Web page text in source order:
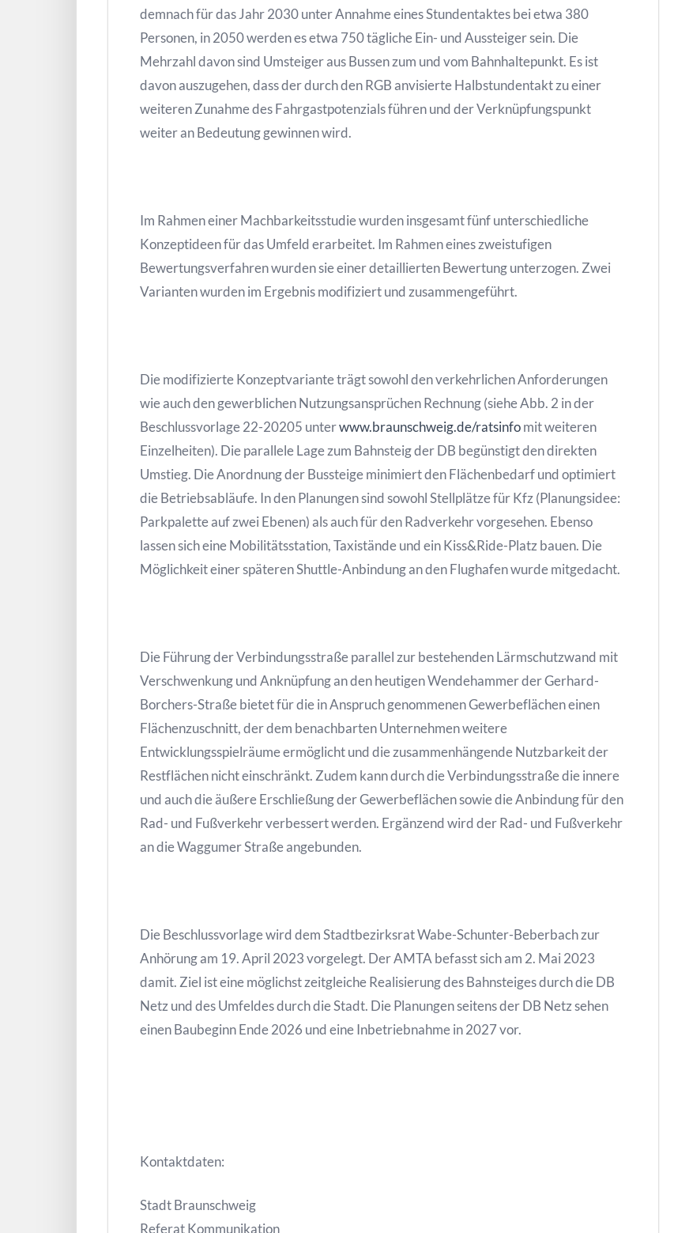
demnach für das Jahr 2030 unter Annahme eines Stundentaktes bei etwa 380
Personen, in 2050 werden es etwa 750 tägliche Ein- und Aussteiger sein. Die
Mehrzahl davon sind Umsteiger aus Bussen zum und vom Bahnhaltepunkt. Es ist
davon auszugehen, dass der durch den RGB anvisierte Halbstundentakt zu einer
weiteren Zunahme des Fahrgastpotenzials führen und der Verknüpfungspunkt
weiter an Bedeutung gewinnen wird.
Im Rahmen einer Machbarkeitsstudie wurden insgesamt fünf unterschiedliche
Konzeptideen für das Umfeld erarbeitet. Im Rahmen eines zweistufigen
Bewertungsverfahren wurden sie einer detaillierten Bewertung unterzogen. Zwei
Varianten wurden im Ergebnis modifiziert und zusammengeführt.
Die modifizierte Konzeptvariante trägt sowohl den verkehrlichen Anforderungen
wie auch den gewerblichen Nutzungsansprüchen Rechnung (siehe Abb. 2 in der
Beschlussvorlage 22-20205 unterwww.braunschweig.de/ratsinfomit weiteren
Einzelheiten). Die parallele Lage zum Bahnsteig der DB begünstigt den direkten
Umstieg. Die Anordnung der Bussteige minimiert den Flächenbedarf und optimiert
die Betriebsabläufe. In den Planungen sind sowohl Stellplätze für Kfz (Planungsidee:
Parkpalette auf zwei Ebenen) als auch für den Radverkehr vorgesehen. Ebenso
lassen sich eine Mobilitätsstation, Taxistände und ein Kiss&Ride-Platz bauen. Die
Möglichkeit einer späteren Shuttle-Anbindung an den Flughafen wurde mitgedacht.
Die Führung der Verbindungsstraße parallel zur bestehenden Lärmschutzwand mit
Verschwenkung und Anknüpfung an den heutigen Wendehammer der Gerhard-
Borchers-Straße bietet für die in Anspruch genommenen Gewerbeflächen einen
Flächenzuschnitt, der dem benachbarten Unternehmen weitere
Entwicklungsspielräume ermöglicht und die zusammenhängende Nutzbarkeit der
Restflächen nicht einschränkt. Zudem kann durch die Verbindungsstraße die innere
und auch die äußere Erschließung der Gewerbeflächen sowie die Anbindung für den
Rad- und Fußverkehr verbessert werden. Ergänzend wird der Rad- und Fußverkehr
an die Waggumer Straße angebunden.
Die Beschlussvorlage wird dem Stadtbezirksrat Wabe-Schunter-Beberbach zur
Anhörung am 19. April 2023 vorgelegt. Der AMTA befasst sich am 2. Mai 2023
damit. Ziel ist eine möglichst zeitgleiche Realisierung des Bahnsteiges durch die DB
Netz und des Umfeldes durch die Stadt. Die Planungen seitens der DB Netz sehen
einen Baubeginn Ende 2026 und eine Inbetriebnahme in 2027 vor.
Kontaktdaten:
Stadt Braunschweig
Referat Kommunikation